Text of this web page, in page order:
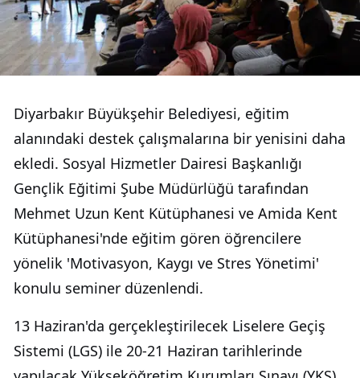
Diyarbakır Büyükşehir Belediyesi, eğitim
alanındaki destek çalışmalarına bir yenisini daha
ekledi. Sosyal Hizmetler Dairesi Başkanlığı
Gençlik Eğitimi Şube Müdürlüğü tarafından
Mehmet Uzun Kent Kütüphanesi ve Amida Kent
Kütüphanesi'nde eğitim gören öğrencilere
yönelik 'Motivasyon, Kaygı ve Stres Yönetimi'
konulu seminer düzenlendi.
13 Haziran'da gerçekleştirilecek Liselere Geçiş
Sistemi (LGS) ile 20-21 Haziran tarihlerinde